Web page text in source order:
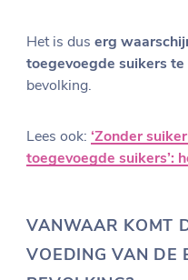
Het is duserg
toegevoegde suikers te
bevolking.
Lees ook:‘Zonder
toegevoegde suikers’:
VANWAAR KOMT
VOEDING VAN DE